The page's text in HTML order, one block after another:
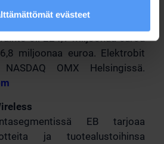
evästeet
teknologiaa ja muuntaa
oli 224,1 miljoonaa euroa
miljoonaa euroa. Elektrobit
OMX Helsingissä.
EB tarjoaa
ja tuotealustoihinsa